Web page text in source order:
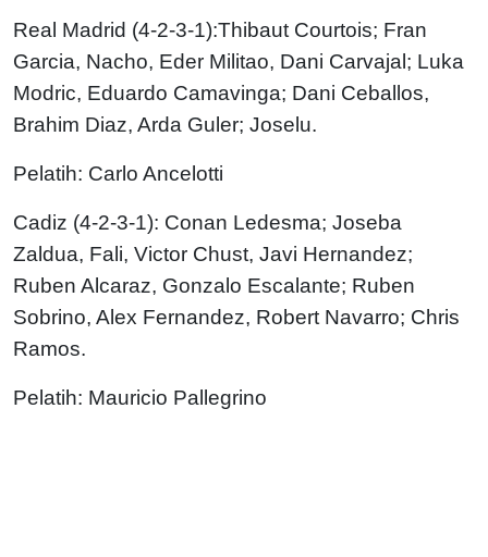
Real Madrid (4-2-3-1):Thibaut Courtois; Fran
Garcia, Nacho, Eder Militao, Dani Carvajal; Luka
Modric, Eduardo Camavinga; Dani Ceballos,
Brahim Diaz, Arda Guler; Joselu.
Pelatih: Carlo Ancelotti
Cadiz (4-2-3-1): Conan Ledesma; Joseba
Zaldua, Fali, Victor Chust, Javi Hernandez;
Ruben Alcaraz, Gonzalo Escalante; Ruben
Sobrino, Alex Fernandez, Robert Navarro; Chris
Ramos.
Pelatih: Mauricio Pallegrino